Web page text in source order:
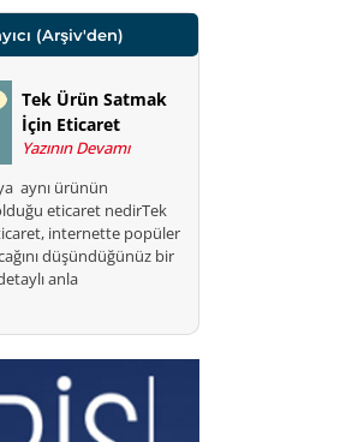
(Arşiv'den)
Tek Ürün Satmak
İçin Eticaret
Yazının Devamı
aynı ürünün
eticaret nedirTek
internette popüler
düşündüğünüz bir
anla